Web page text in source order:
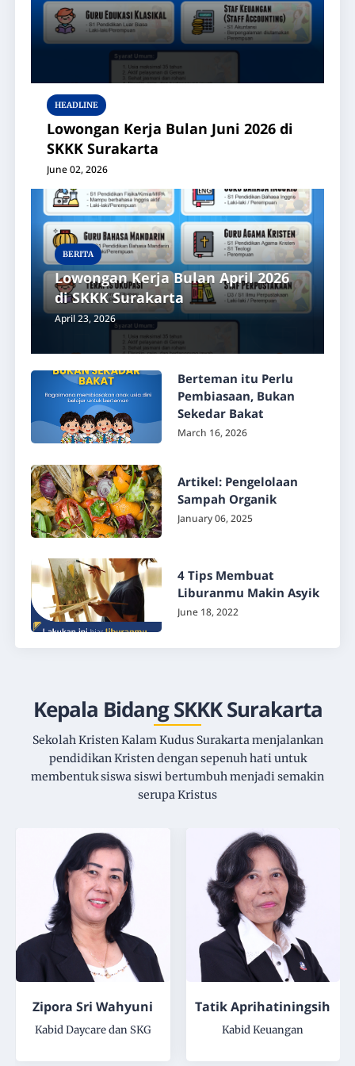
HEADLINE
Lowongan Kerja Bulan Juni 2026 di
SKKK Surakarta
June 02, 2026
BERITA
Lowongan Kerja Bulan April 2026
di SKKK Surakarta
April 23, 2026
Berteman itu Perlu
Pembiasaan, Bukan
Sekedar Bakat
March 16, 2026
Artikel: Pengelolaan
Sampah Organik
January 06, 2025
4 Tips Membuat
Liburanmu Makin Asyik
June 18, 2022
Kepala Bidang SKKK Surakarta
Sekolah Kristen Kalam Kudus Surakarta menjalankan
pendidikan Kristen dengan sepenuh hati untuk
membentuk siswa siswi bertumbuh menjadi semakin
serupa Kristus
Tatik Aprihatiningsih
Kabid Keuangan
Joyke Haradinatha A.
Kabid Kerohanian